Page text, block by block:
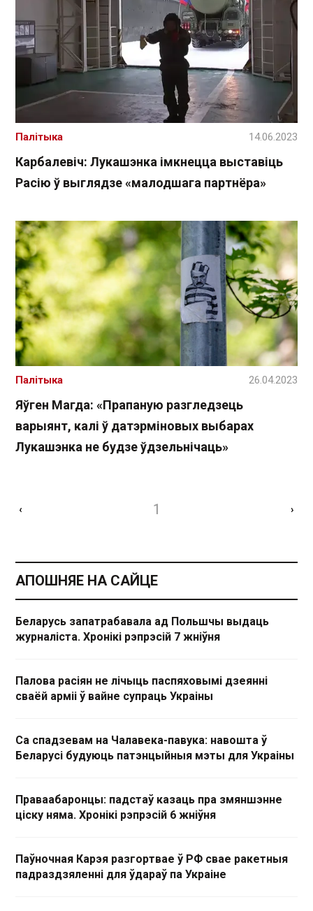
Карбалевіч: Лукашэнка імкнецца выставіць
Расію ў выглядзе «малодшага партнёра»
Палітыка 14.06.2023
Яўген Магда: «Прапаную разгледзець
варыянт, калі ў датэрміновых выбарах
Лукашэнка не будзе ўдзельнічаць»
Палітыка 26.04.2023
‹ 1 ›
АПОШНЯЕ НА САЙЦЕ
Беларусь запатрабавала ад Польшчы выдаць
журналіста. Хронікі рэпрэсій 7 жніўня
Палова расіян не лічыць паспяховымі дзеянні
сваёй арміі ў вайне супраць Украіны
Са спадзевам на Чалавека-павука: навошта ў
Беларусі будуюць патэнцыйныя мэты для Украіны
Праваабаронцы: падстаў казаць пра змяншэнне
ціску няма. Хронікі рэпрэсій 6 жніўня
Паўночная Карэя разгортвае ў РФ свае ракетныя
падраздзяленні для ўдараў па Украіне